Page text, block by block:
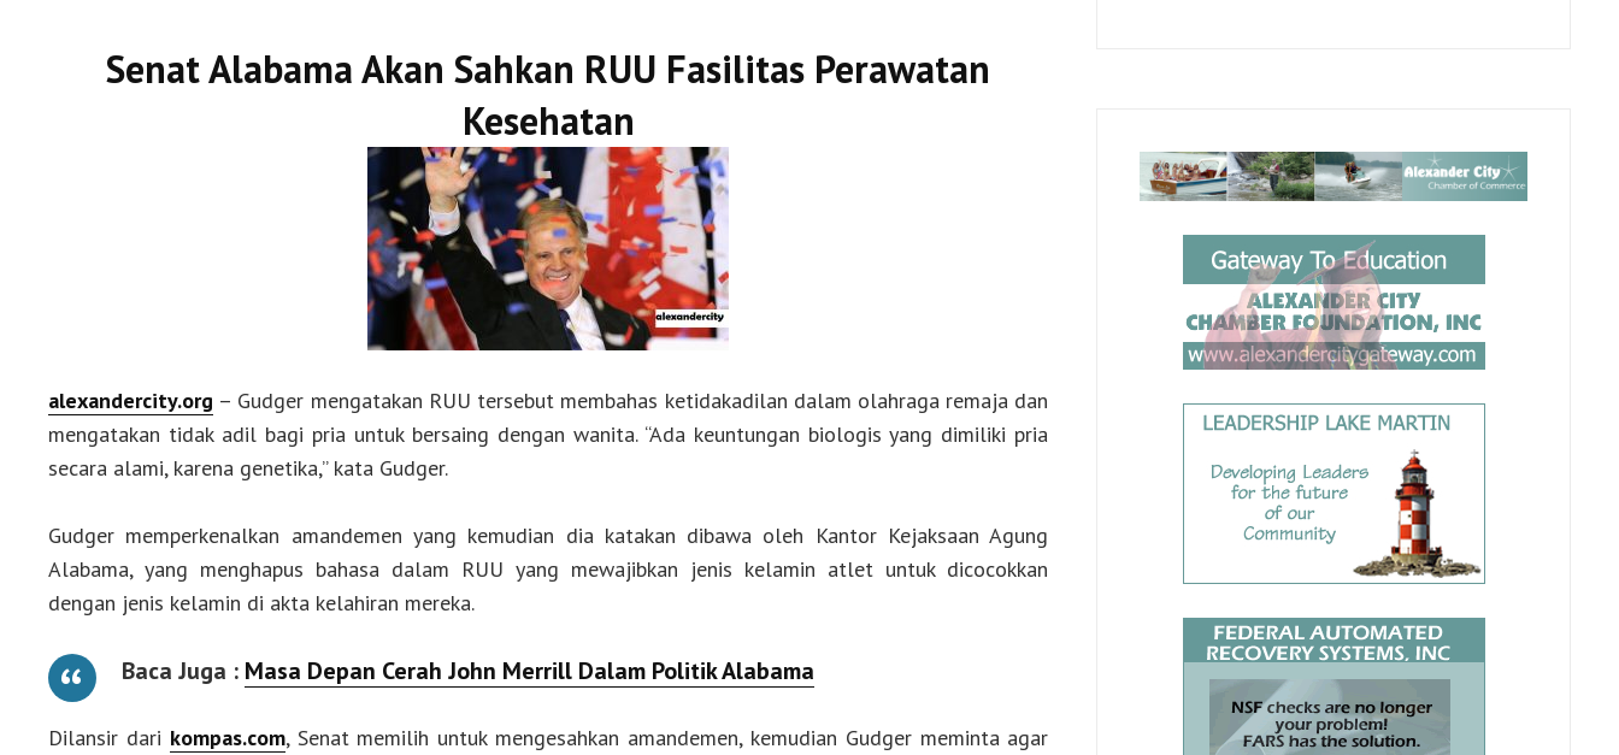
Senat Alabama Akan Sahkan RUU Fasilitas Perawatan
Kesehatan
alexandercity.org – Gudger mengatakan RUU tersebut membahas ketidakadilan dalam olahraga remaja dan
mengatakan tidak adil bagi pria untuk bersaing dengan wanita. “Ada keuntungan biologis yang dimiliki pria
secara alami, karena genetika,” kata Gudger.
Gudger memperkenalkan amandemen yang kemudian dia katakan dibawa oleh Kantor Kejaksaan Agung
Alabama, yang menghapus bahasa dalam RUU yang mewajibkan jenis kelamin atlet untuk dicocokkan
dengan jenis kelamin di akta kelahiran mereka.
Baca Juga : Masa Depan Cerah John Merrill Dalam Politik Alabama
Dilansir dari kompas.com, Senat memilih untuk mengesahkan amandemen, kemudian Gudger meminta agar